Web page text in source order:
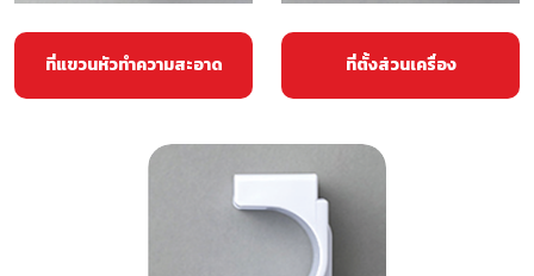
ที่แขวนหัวทำความสะอาด ที่ตั้งส่วนเครื่อง